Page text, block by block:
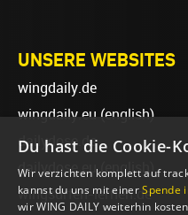
UNSERE WEBSITES
wingdaily.de
wingdaily.eu(english)
dailydose.de
dailydose.eu (english)
wingsurfen-lernen.de
Du hast die Cookie-
Wir verzichten komplett auf
kannst du uns mit einerSpende
wir WING DAILY weiterhin